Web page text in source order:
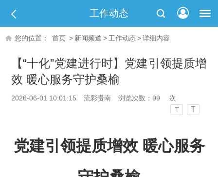
工作动态
您的位置： 首页 > 新闻频道 > 工作动态>详细内容
【“十化”党建进行时】党建引领提质增
效 暖心服务守护桑榆
2026-06-01 10:01:15 流彩贵南 浏览次数： 99 次
T T
党建引领提质增效 暖心服务